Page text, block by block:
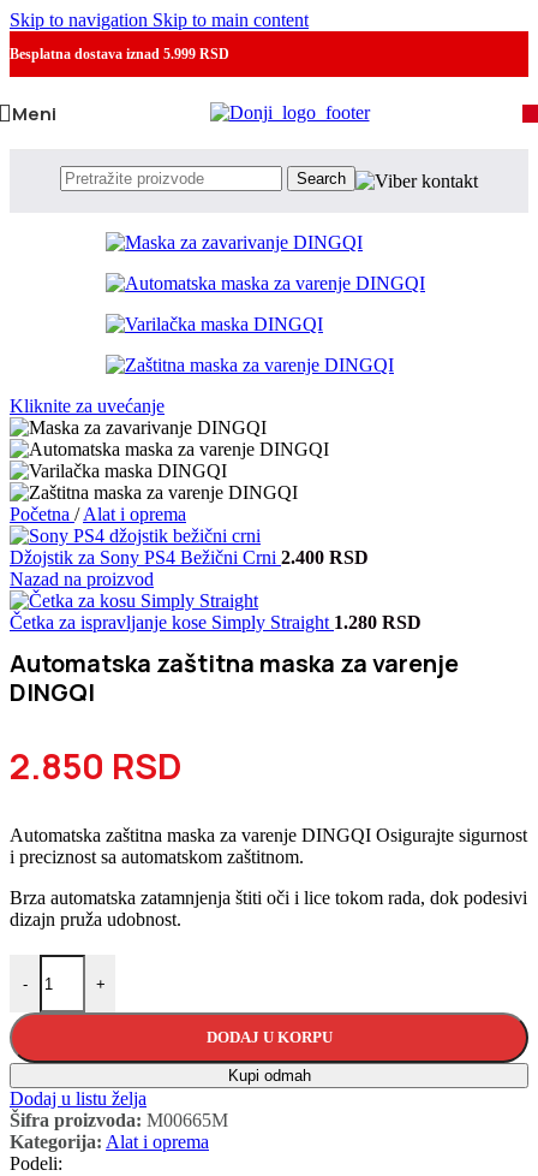
Skip to navigation Skip to main content
Besplatna dostava iznad 5.999 RSD
Meni
Search
Kliknite za uvećanje
Početna / Alat i oprema
Džojstik za Sony PS4 Bežični Crni 2.400 RSD
Nazad na proizvod
Četka za ispravljanje kose Simply Straight 1.280 RSD
Automatska zaštitna maska za varenje
DINGQI
2.850 RSD
Automatska zaštitna maska za varenje DINGQI Osigurajte sigurnost
i preciznost sa automatskom zaštitnom.
Brza automatska zatamnjenja štiti oči i lice tokom rada, dok podesivi
dizajn pruža udobnost.
-
Automatska zaštitna maska za varenje DINGQI količina
+
DODAJ U KORPU
Kupi odmah
Dodaj u listu želja
Šifra proizvoda: M00665M
Kategorija: Alat i oprema
Podeli: